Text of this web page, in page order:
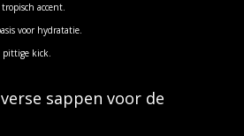
accent.
voor hydratatie.
pittige kick.
sappen voor de